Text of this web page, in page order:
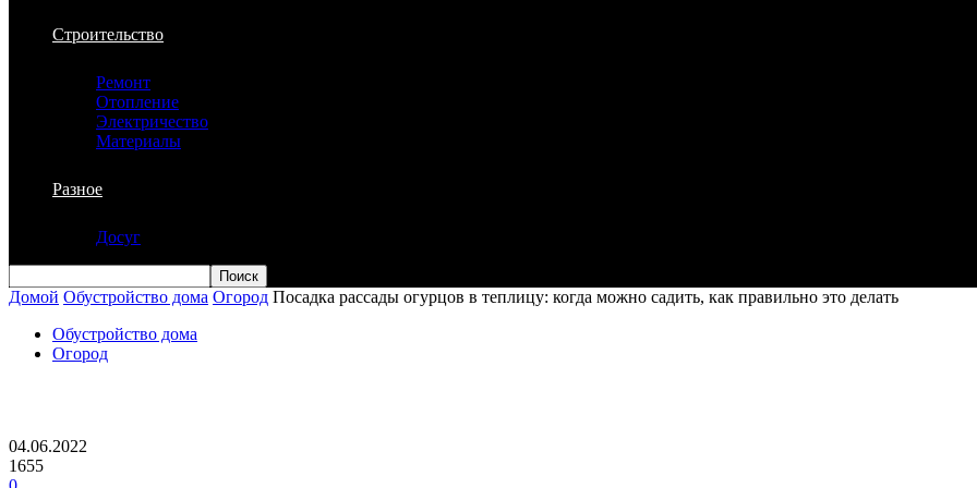
Строительство
Ремонт
Отопление
Электричество
Материалы
Разное
Досуг
Домой Обустройство дома Огород Посадка рассады огурцов в теплицу: когда можно садить, как правильно это делать
Обустройство дома
Огород
04.06.2022
1655